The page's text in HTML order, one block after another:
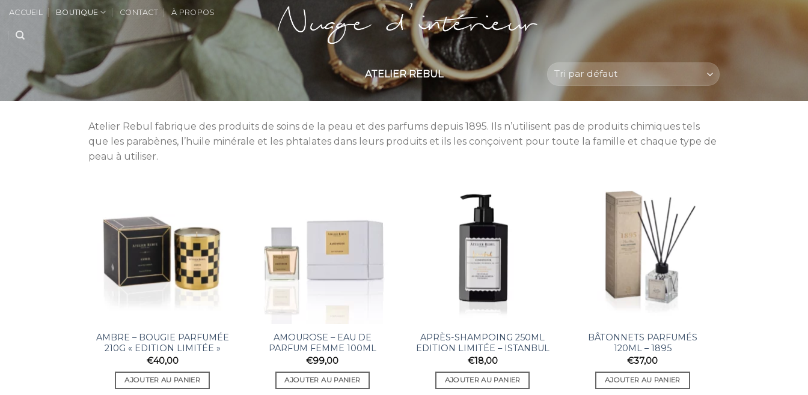
Skip
content
ACCUEIL BOUTIQUE CONTACT À PROPOS
ATELIER REBUL
Atelier Rebul fabrique des produits de soins de la peau et des parfums depuis 1895. Ils n’utilisent pas de produits chimiques tels
que les parabènes, l’huile minérale et les phtalates dans leurs produits et ils les conçoivent pour toute la famille et chaque type de
peau à utiliser.
AMBRE – BOUGIE PARFUMÉE
210G « EDITION LIMITÉE »
€40,00
AJOUTER AU PANIER
AMOUROSE – EAU DE
PARFUM FEMME 100ML
€99,00
AJOUTER AU PANIER
APRÈS-SHAMPOING 250ML
EDITION LIMITÉE – ISTANBUL
€18,00
AJOUTER AU PANIER
BÂTONNETS PARFUMÉS
120ML – 1895
€37,00
AJOUTER AU PANIER